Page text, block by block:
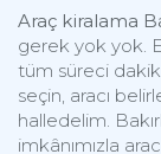
Araç kiralama
gerek yok yok.
tüm süreci
seçin, aracı
halledelim.
imkânımızla